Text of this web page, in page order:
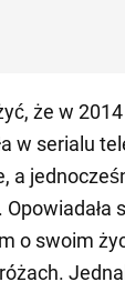
że w
w serialu
a
Opowiadała
o swoim